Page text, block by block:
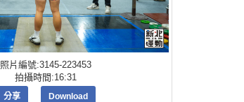
照片編號:3145-223453
拍攝時間:16:31
分享 Download